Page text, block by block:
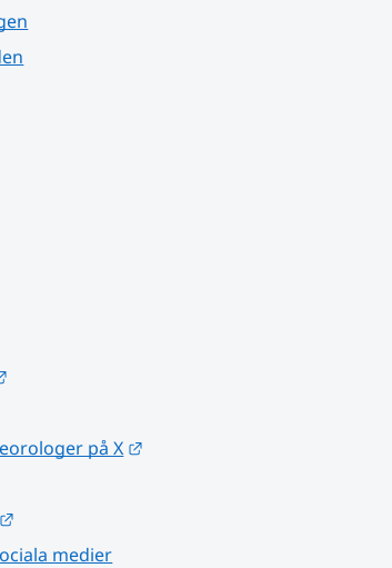
på X
medier